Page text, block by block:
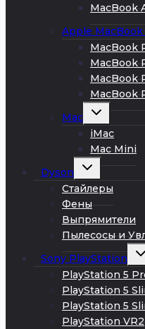
MacBook
Apple MacBook
MacBook
MacBook
MacBook
MacBook
Mac
Развернуть
меню
iMac
Mac Mini
Dyson
Развернуть
меню
Стайлеры
Фены
Выпрямители
Пылесосы и
Sony PlayStation
PlayStation 5
PlayStation 5
PlayStation 5
PlayStation VR2